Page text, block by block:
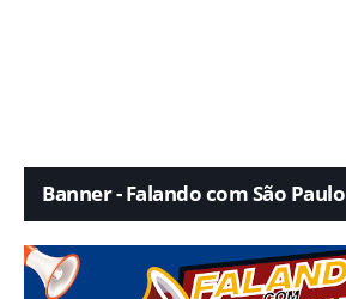
Banner - Falando com São Paulo